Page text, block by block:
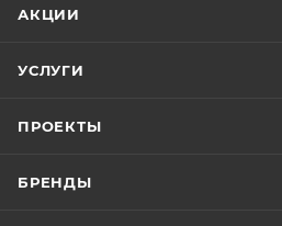
АКЦИИ
УСЛУГИ
ПРОЕКТЫ
БРЕНДЫ